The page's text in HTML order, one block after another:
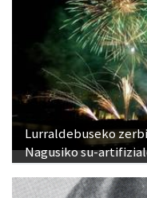
Lurraldebuseko
Nagusiko su-